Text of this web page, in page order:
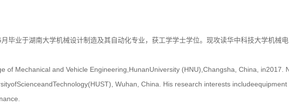
毕业于湖南大学机械设计制造及其自动化专业，获工学学士学位。现攻读华中科技大学机械
of Mechanical and Vehicle Engineering,HunanUniversity (HNU),Changsha, China, in2017.
Wuhan, China. His research interests